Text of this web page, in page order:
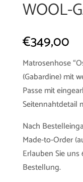
WOOL-
€349,00
Matrosenhose
(Gabardine) mit
Passe mit
Seitennahtdetail
Nach
Made-to-Order
Erlauben Sie
Bestellung.